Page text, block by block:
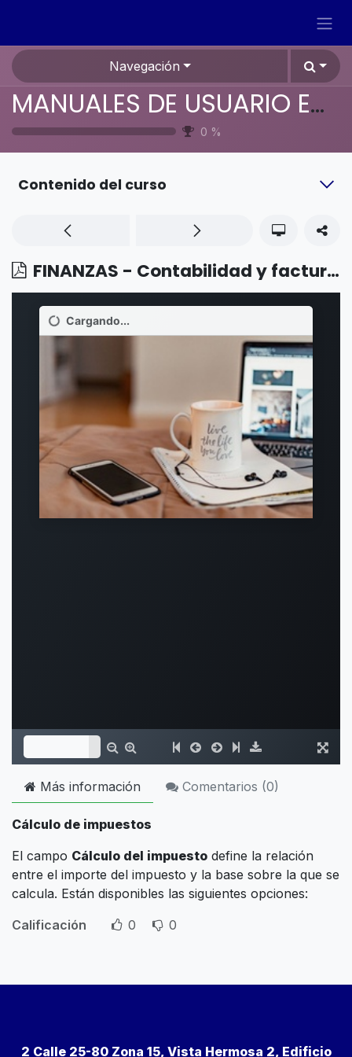
Navegación
MANUALES DE USUARIO EN ESPAÑOL ODOO 19
0 %
Contenido del curso
FINANZAS - Contabilidad y facturación - Cálculo de impuestos
Más información Comentarios (0)
Cálculo de impuestos
El campo Cálculo del impuesto define la relación
entre el importe del impuesto y la base sobre la que se
calcula. Están disponibles las siguientes opciones:
Calificación
0 0
2 Calle 25-80 Zona 15, Vista Hermosa 2, Edificio